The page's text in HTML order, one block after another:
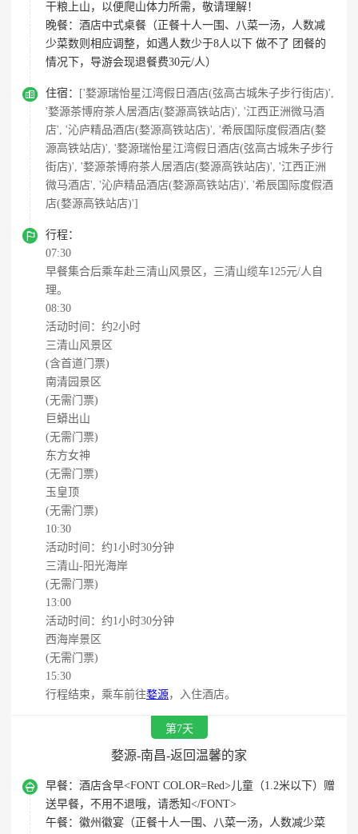
干粮上山，以便爬山体力所需，敬请理解！
晚餐： 酒店中式桌餐（正餐十人一围、八菜一汤，人数减
少菜数则相应调整，如遇人数少于8人以下 做不了 团餐的
情况下，导游会现退餐费30元/人）
 住宿：
['婺源瑞怡星江湾假日酒店(弦高古城朱子步行街店)',
'婺源茶博府茶人居酒店(婺源高铁站店)', '江西正洲微马酒
店', '沁庐精品酒店(婺源高铁站店)', '希辰国际度假酒店(婺
源高铁站店)', '婺源瑞怡星江湾假日酒店(弦高古城朱子步行
街店)', '婺源茶博府茶人居酒店(婺源高铁站店)', '江西正洲
微马酒店', '沁庐精品酒店(婺源高铁站店)', '希辰国际度假酒
店(婺源高铁站店)']

行程：
07:30
早餐集合后乘车赴三清山风景区，三清山缆车125元/人自
理。
08:30
活动时间：约2小时
三清山风景区
(含首道门票)
南清园景区
(无需门票)
巨蟒出山
(无需门票)
东方女神
(无需门票)
玉皇顶
(无需门票)
10:30
活动时间：约1小时30分钟
三清山-阳光海岸
(无需门票)
13:00
活动时间：约1小时30分钟
西海岸景区
(无需门票)
15:30
行程结束，乘车前往婺源 ，入住酒店。
第7天
婺源-南昌-返回温馨的家
 早餐： 酒店含早<FONT COLOR=Red>儿童（1.2米以下）赠
送早餐，不用不退哦，请悉知</FONT>
午餐： 徽州徽宴（正餐十人一围、八菜一汤，人数减少菜